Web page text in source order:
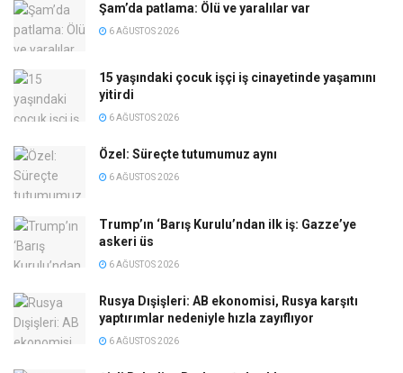
Şam’da patlama: Ölü ve yaralılar var
6 AĞUSTOS 2026
15 yaşındaki çocuk işçi iş cinayetinde yaşamını
yitirdi
6 AĞUSTOS 2026
Özel: Süreçte tutumumuz aynı
6 AĞUSTOS 2026
Trump’ın ‘Barış Kurulu’ndan ilk iş: Gazze’ye
askeri üs
6 AĞUSTOS 2026
Rusya Dışişleri: AB ekonomisi, Rusya karşıtı
yaptırımlar nedeniyle hızla zayıflıyor
6 AĞUSTOS 2026